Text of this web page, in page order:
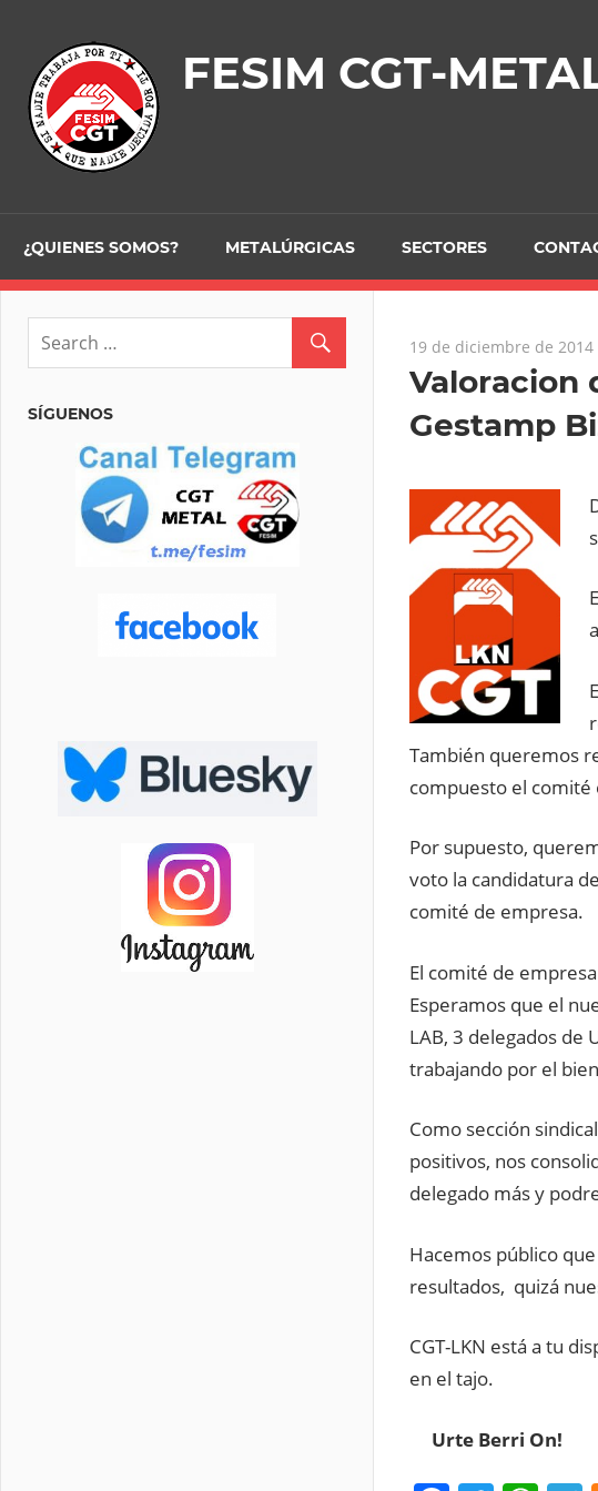
content
FESIM CGT-
¿QUIENES SOMOS? METALÚRGICAS SECTORES
19 de diciembre de 2014
Valoracion
Gestamp
También queremos
compuesto el comité
Por supuesto,
voto la candidatura
comité de empresa.
El comité de
Esperamos que el
LAB, 3 delegados de
trabajando por el
Como sección
positivos, nos
delegado más y
Hacemos público
resultados, quizá
CGT-LKN está a tu
en el tajo.
Urte Berri On!
SÍGUENOS